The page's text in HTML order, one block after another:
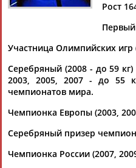
Флюра
БУЛАТОВА
Татьяна
Рост
Участница Олимпийских игр
Серебряный (2008 - до 59
2003, 2005, 2007 - до 55
чемпионатов мира.
Чемпионка Европы (2003,
Серебряный призер
Чемпионка России (2007,